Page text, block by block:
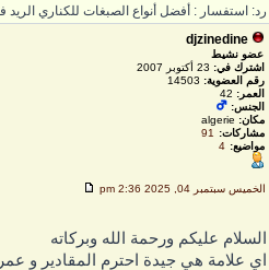
استفسار : أفضل أنواع الصبغات للكناري الريد
djzinedine
عضو نشيط
اشترك في:23 أكتوبر 2007
رقم العضوية:14503
العمر: 42
الجنس:
مكان:algerie
مشاركات:
91
مواضيع:
4
الخميس سبتمبر 04, 2025 2:36 pm
عليكم ورحمة الله وبركاته
علامة هي جيدة احترم المقادير و عمر